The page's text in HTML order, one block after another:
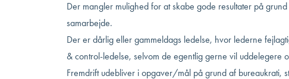
Der mangler mulighed for at skabe gode resultater på
samarbejde.
Der er dårlig eller gammeldags ledelse, hvor lederne
& control-ledelse, selvom de egentlig gerne vil uddelegere
Fremdrift udebliver i opgaver/mål på grund af bureaukrati,